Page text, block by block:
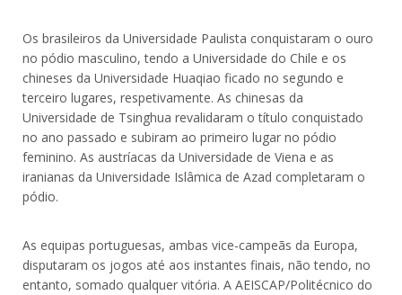
Os brasileiros da Universidade Paulista conquistaram o ouro
no pódio masculino, tendo a Universidade do Chile e os
chineses da Universidade Huaqiao ficado no segundo e
terceiro lugares, respetivamente. As chinesas da
Universidade de Tsinghua revalidaram o título conquistado
no ano passado e subiram ao primeiro lugar no pódio
feminino. As austríacas da Universidade de Viena e as
iranianas da Universidade Islâmica de Azad completaram o
pódio.
As equipas portuguesas, ambas vice-campeãs da Europa,
disputaram os jogos até aos instantes finais, não tendo, no
entanto, somado qualquer vitória. A AEISCAP/Politécnico do